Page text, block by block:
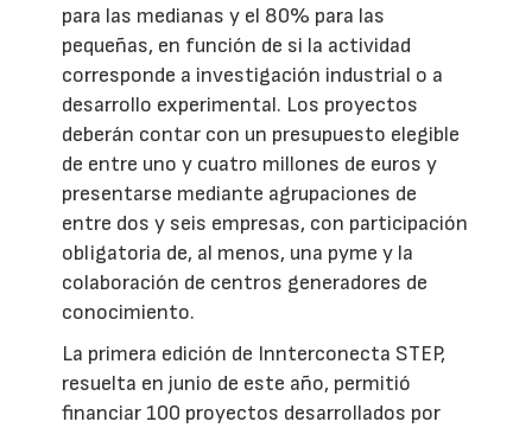
para las medianas y el 80% para las
pequeñas, en función de si la actividad
corresponde a investigación industrial o a
desarrollo experimental. Los proyectos
deberán contar con un presupuesto elegible
de entre uno y cuatro millones de euros y
presentarse mediante agrupaciones de
entre dos y seis empresas, con participación
obligatoria de, al menos, una pyme y la
colaboración de centros generadores de
conocimiento.
La primera edición de Innterconecta STEP,
resuelta en junio de este año, permitió
financiar 100 proyectos desarrollados por